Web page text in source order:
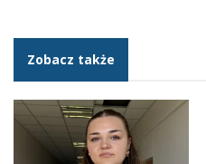
Zobacz także